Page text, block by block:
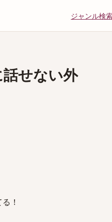
ジャンル検
せない外
！